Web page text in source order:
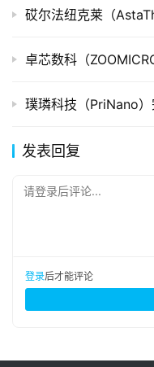
砹尔法纽克莱（
卓芯数科（
璞璘科技（PriNano
发表回复
请登录后评论...
登录后才能评论